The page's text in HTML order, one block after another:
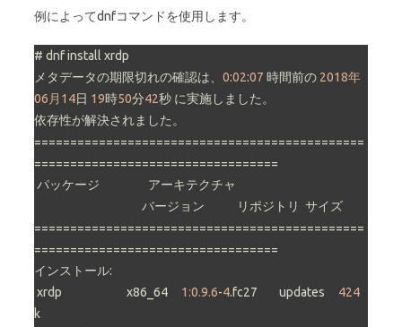
例によってdnfコマンドを使用します。
# dnf install xrdp
メタデータの期限切れの確認は、 0:02:07 時間前の 2018年
06月14日 19時50分42秒 に実施しました。
依存性が解決されました。
==============================================
==================================
==============================================
==================================
インストール:
xrdp                        x86_64 1:0.9.6-4.fc27        updates 424
k